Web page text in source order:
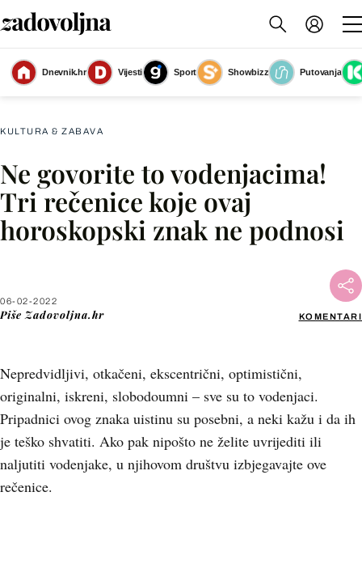
Dnevnik.hr Vijesti Sport Showbizz
Putovanja
Slika nije dostupna
KULTURA & ZABAVA
Ne govorite to vodenjacima!
Tri rečenice koje ovaj
horoskopski znak ne podnosi
06-02-2022
Piše Zadovoljna.hr KOMENTARI
Nepredvidljivi, otkačeni, ekscentrični, optimistični,
originalni, iskreni, slobodoumni – sve su to vodenjaci.
Pripadnici ovog znaka uistinu su posebni, a neki kažu i da ih
je teško shvatiti. Ako pak nipošto ne želite uvrijediti ili
naljutiti vodenjake, u njihovom društvu izbjegavajte ove
rečenice.
Facebook
X